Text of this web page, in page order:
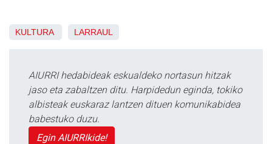
KULTURA LARRAUL
AIURRI hedabideak eskualdeko nortasun hitzak
jaso eta zabaltzen ditu. Harpidedun eginda, tokiko
albisteak euskaraz lantzen dituen komunikabidea
babestuko duzu.
Egin AIURRIkide!